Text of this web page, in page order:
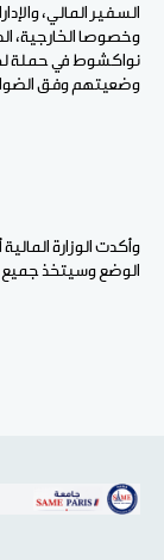
السفير المالي،
وخصوصا الخارجية،
نواكشوط في حملة
وضعيتهم وفق
وأكدت الوزارة
الوضع وسيتخذ جميع